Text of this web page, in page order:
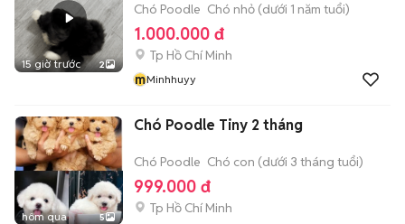
15 giờ trước 2
Chó Poodle Chó nhỏ (dưới 1 năm tuổi)
1.000.000 đ
Tp Hồ Chí Minh
mMinhhuyy
hôm qua 5
Chó Poodle Tiny 2 tháng
Chó Poodle Chó con (dưới 3 tháng tuổi)
999.000 đ
Tp Hồ Chí Minh